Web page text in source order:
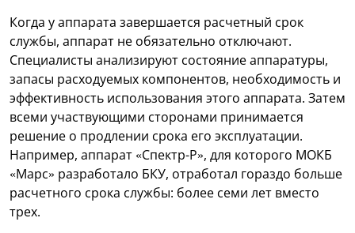
Когда у аппарата завершается расчетный срок
службы, аппарат не обязательно отключают.
Специалисты анализируют состояние аппаратуры,
запасы расходуемых компонентов, необходимость и
эффективность использования этого аппарата. Затем
всеми участвующими сторонами принимается
решение о продлении срока его эксплуатации.
Например, аппарат «Спектр-Р», для которого МОКБ
«Марс» разработало БКУ, отработал гораздо больше
расчетного срока службы: более семи лет вместо
трех.